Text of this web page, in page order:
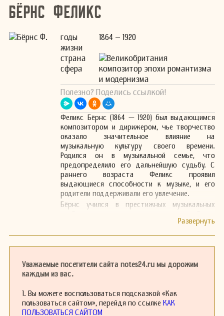
Бёрнс Феликс
годы
жизни
1864 – 1920
страна
Великобритания
сфера
композитор эпохи романтизма
и модернизма
Полезно? Поделись ссылкой!
Феликс Бёрнс (1864 — 1920) был выдающимся
композитором и дирижером, чье творчество
оказало значительное влияние на
музыкальную культуру своего времени.
Родился он в музыкальной семье, что
предопределило его дальнейшую судьбу. С
раннего возраста Феликс проявил
выдающиеся способности к музыке, и его
родители поддерживали его увлечение.
Бёрнс учился в престижных музыкальных
знания в теории музыки и композиции. Он
собственных композициях.
Одним из ключевых этапов его карьеры стало
музыкальными коллективами. Феликс был
известен как талантливый дирижер, и его
интерпретации классических произведений
Уважаемые посетители сайта notes24.ru мы дорожим
каждым из вас.
1. Вы можете воспользоваться подсказкой «Как
пользоваться сайтом», перейдя по ссылке КАК
ПОЛЬЗОВАТЬСЯ САЙТОМ